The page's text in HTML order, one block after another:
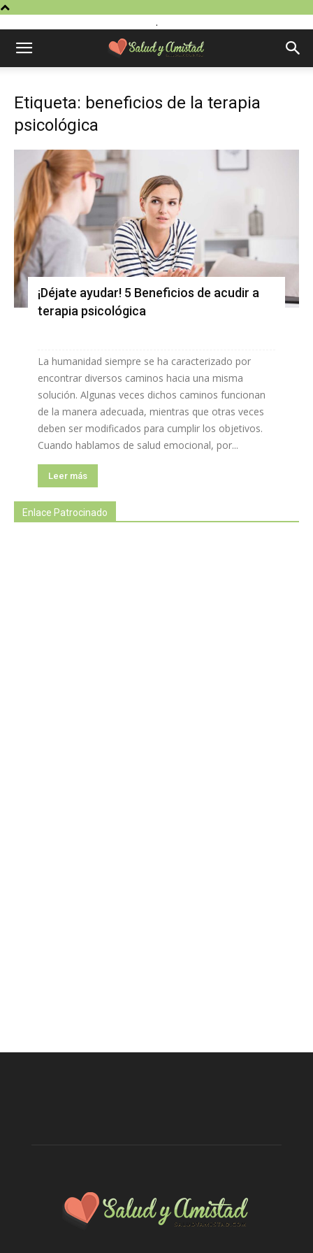
.
Etiqueta: beneficios de la terapia
psicológica
¡Déjate ayudar! 5 Beneficios de acudir a
terapia psicológica
La humanidad siempre se ha caracterizado por
encontrar diversos caminos hacia una misma
solución. Algunas veces dichos caminos funcionan
de la manera adecuada, mientras que otras veces
deben ser modificados para cumplir los objetivos.
Cuando hablamos de salud emocional, por...
Leer más
Enlace Patrocinado